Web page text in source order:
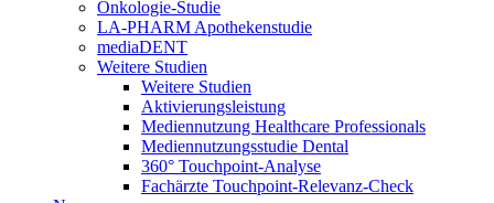
Onkologie-Studie
LA-PHARM Apothekenstudie
mediaDENT
Weitere Studien
Weitere Studien
Aktivierungsleistung
Mediennutzung Healthcare Professionals
Mediennutzungsstudie Dental
360° Touchpoint-Analyse
Fachärzte Touchpoint-Relevanz-Check